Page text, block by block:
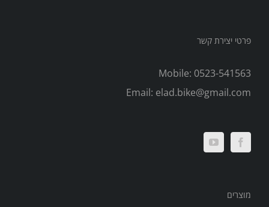
פרטי יצירת קשר
Mobile: 0523-541563
Email: elad.bike@gmail.com
מוצרים